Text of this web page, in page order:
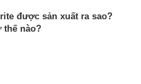
được sản xuất ra sao?
thế nào?